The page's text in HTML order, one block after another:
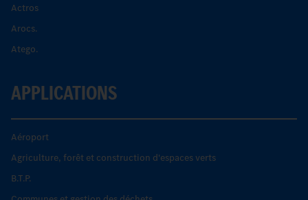
Actros
Arocs.
Atego.
APPLICATIONS
Aéroport
Agriculture, forêt et construction d'espaces verts
B.T.P.